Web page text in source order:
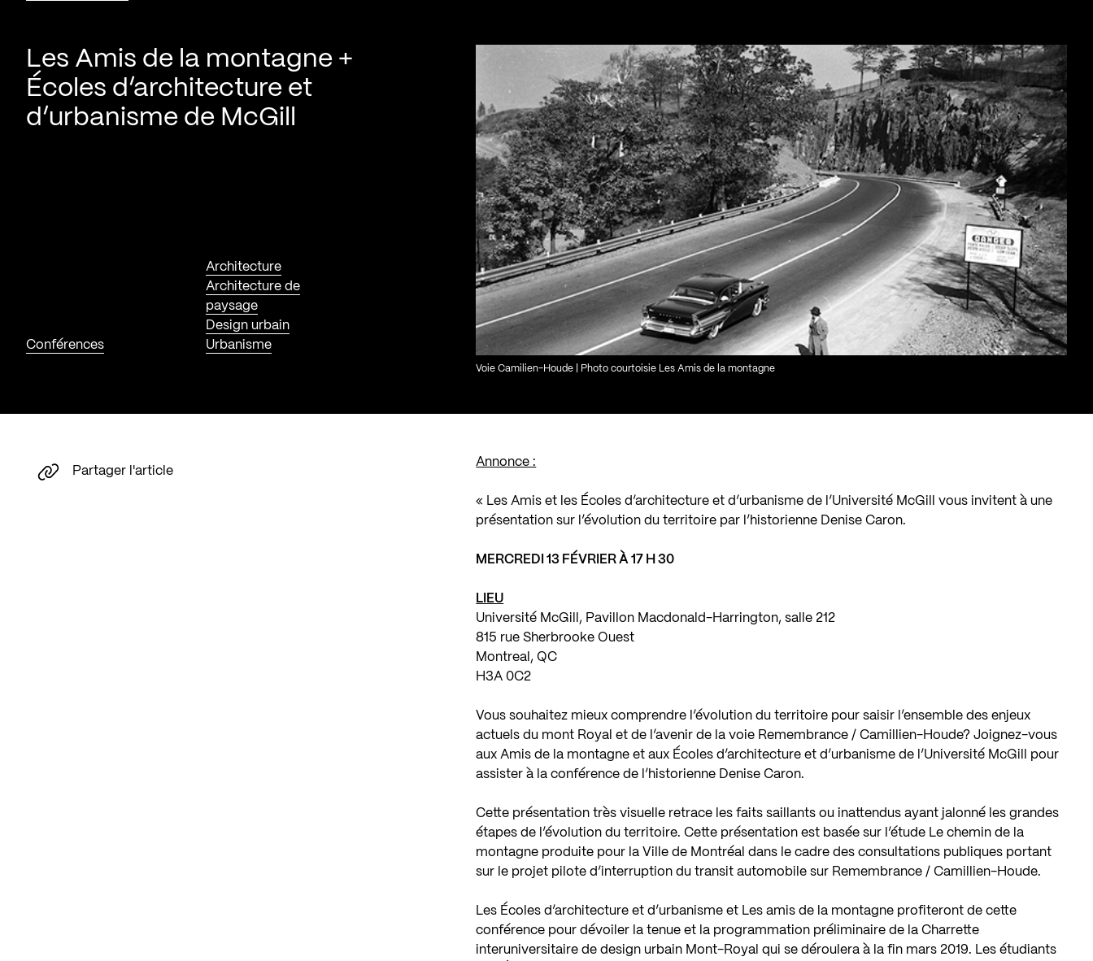
Les Amis de la montagne +
Écoles d’architecture et
d’urbanisme de McGill
Conférences
Architecture
Architecture de
paysage
Design urbain
Urbanisme
Voie Camilien-Houde | Photo courtoisie Les Amis de la montagne
Annonce :
« Les Amis et les Écoles d’architecture et d’urbanisme de l’Université McGill vous invitent à une
présentation sur l’évolution du territoire par l’historienne Denise Caron.
MERCREDI 13 FÉVRIER À 17 H 30
LIEU
Université McGill, Pavillon Macdonald-Harrington, salle 212
815 rue Sherbrooke Ouest
Montreal, QC
H3A 0C2
Vous souhaitez mieux comprendre l’évolution du territoire pour saisir l’ensemble des enjeux
actuels du mont Royal et de l’avenir de la voie Remembrance / Camillien-Houde? Joignez-vous
aux Amis de la montagne et aux Écoles d’architecture et d’urbanisme de l’Université McGill pour
assister à la conférence de l’historienne Denise Caron.
Cette présentation très visuelle retrace les faits saillants ou inattendus ayant jalonné les grandes
étapes de l’évolution du territoire. Cette présentation est basée sur l’étude Le chemin de la
montagne produite pour la Ville de Montréal dans le cadre des consultations publiques portant
sur le projet pilote d’interruption du transit automobile sur Remembrance / Camillien-Houde.
Les Écoles d’architecture et d’urbanisme et Les amis de la montagne profiteront de cette
conférence pour dévoiler la tenue et la programmation préliminaire de la Charrette
interuniversitaire de design urbain Mont-Royal qui se déroulera à la fin mars 2019. Les étudiants
Partager l'article